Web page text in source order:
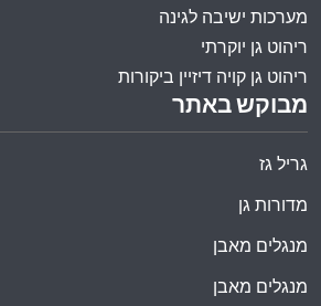
מבוקש באתר
גריל גז
מדורות גן
מנגלים מאבן
מנגלים מאבן
מערכות ישיבה לגינה
ריהוט גן יוקרתי
ריהוט גן קויה דיזיין ביקורות